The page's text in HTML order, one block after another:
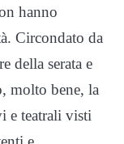
hanno
Circondato da
della serata e
molto bene, la
e teatrali visti